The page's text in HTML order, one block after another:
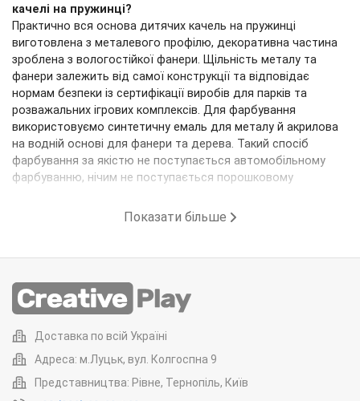
качелі на пружинці?
Практично вся основа дитячих качель на пружинці
виготовлена ​​з металевого профілю, декоративна частина
зроблена з вологостійкої фанери. Щільність металу та
фанери залежить від самої конструкції та відповідає
нормам безпеки із сертифікації виробів для парків та
розважальних ігрових комплексів. Для фарбування
використовуємо синтетичну емаль для металу й акрилова
на водній основі для фанери та дерева. Такий спосіб
фарбування за якістю не поступається автомобільному
фарбуванню, нічим не поступається порошковому
гама, якісна фарба та дешевше за ціною від тої самої
дерева. Більше фото можна переглянути у розділі "Наші
Переваги Creative Play.
Гойдалки на пружинці робляться під клієнта. Це означає,
що ви самі вибираєте колірну гаму пружинки. Клієнт за
своїм бажанням може попросити переробити конструкцію
на свій смак, починаючи від дрібниць до повної зміни
функціонала та деталей. Клієнт може коригувати вид
Показати більше
Доставка по всій Україні
Адреса: м.Луцьк, вул. Колгоспна 9
Представництва: Рівне, Тернопіль, Київ